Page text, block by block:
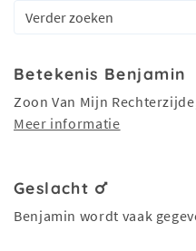
Betekenis Benjamin
Zoon Van Mijn
Meer informatie
Geslacht
Benjamin wordt vaak